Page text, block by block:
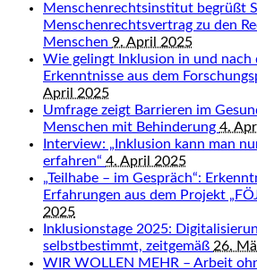
Menschenrechtsinstitut begrüßt
Menschenrechtsvertrag zu den
Menschen 9. April 2025
Wie gelingt Inklusion in und nach
Erkenntnisse aus dem
April 2025
Umfrage zeigt Barrieren im
Menschen mit Behinderung 4.
Interview: „Inklusion kann man
erfahren“ 4. April 2025
„Teilhabe – im Gespräch“:
Erfahrungen aus dem Projekt
2025
Inklusionstage 2025:
selbstbestimmt, zeitgemäß 26.
WIR WOLLEN MEHR – Arbeit